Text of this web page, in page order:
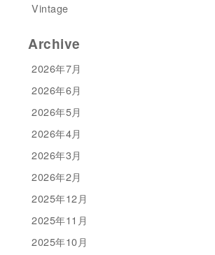
Vintage
Archive
2026年7月
2026年6月
2026年5月
2026年4月
2026年3月
2026年2月
2025年12月
2025年11月
2025年10月